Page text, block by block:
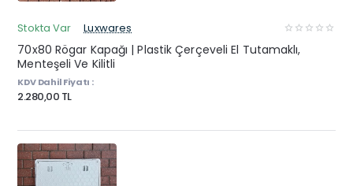
Stokta Var Luxwares
70x80 Rögar Kapağı | Plastik Çerçeveli El Tutamaklı,
Menteşeli Ve Kilitli
KDV Dahil Fiyatı :
2.280,00 TL